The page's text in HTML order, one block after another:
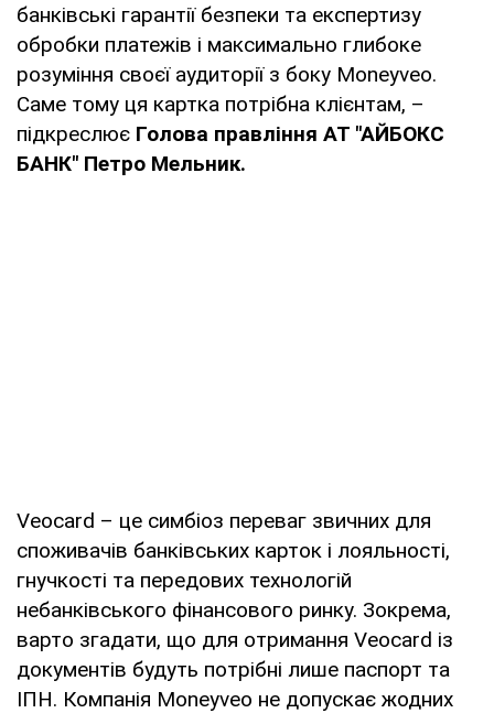
банківські гарантії безпеки та експертизу
обробки платежів і максимально глибоке
розуміння своєї аудиторії з боку Moneyveo.
Саме тому ця картка потрібна клієнтам, –
підкреслює Голова правління АТ "АЙБОКС
БАНК" Петро Мельник.
Veocard – це симбіоз переваг звичних для
споживачів банківських карток і лояльності,
гнучкості та передових технологій
небанківського фінансового ринку. Зокрема,
варто згадати, що для отримання Veocard із
документів будуть потрібні лише паспорт та
ІПН. Компанія Moneyveo не допускає жодних